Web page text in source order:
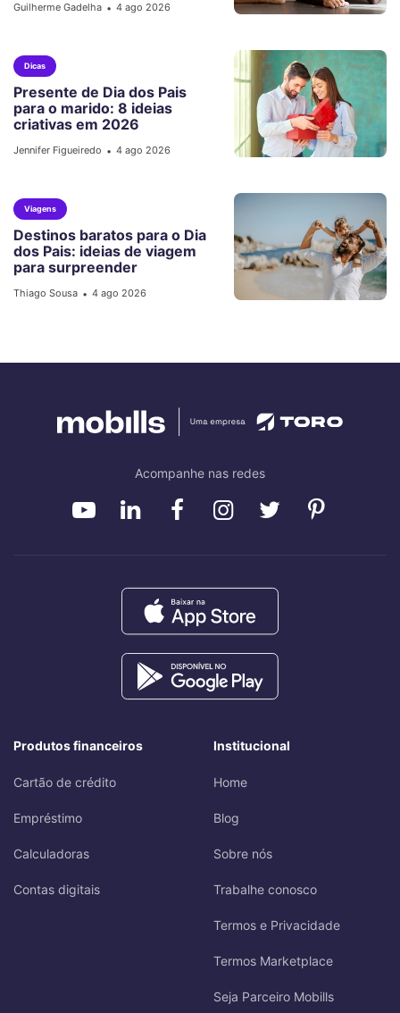
Guilherme Gadelha • 4 ago 2026
Dicas
Presente de Dia dos Pais
para o marido: 8 ideias
criativas em 2026
Jennifer Figueiredo • 4 ago 2026
Viagens
Destinos baratos para o Dia
dos Pais: ideias de viagem
para surpreender
Thiago Sousa • 4 ago 2026
Acompanhe nas redes
Produtos financeiros
Cartão de crédito
Empréstimo
Calculadoras
Contas digitais
Institucional
Home
Blog
Sobre nós
Trabalhe conosco
Termos e Privacidade
Termos Marketplace
Seja Parceiro Mobills